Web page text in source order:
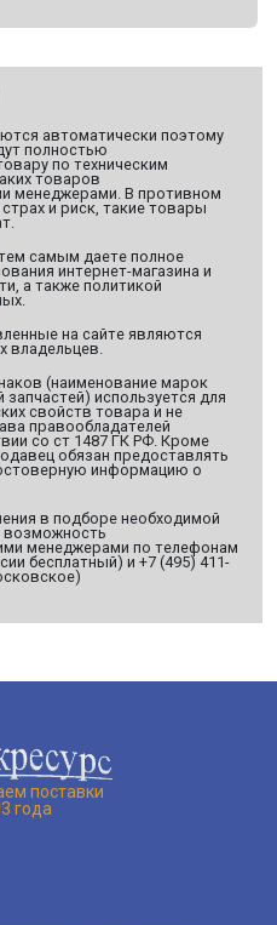
автоматически поэтому
полностью
по техническим
товаров
менеджерами. В противном
и риск, такие товары
самым даете полное
интернет-магазина и
а также политикой
на сайте являются
владельцев.
(наименование марок
используется для
свойств товара и не
правообладателей
со ст 1487 ГК РФ. Кроме
обязан предоставлять
информацию о
в подборе необходимой
возможность
менеджерами по телефонам
бесплатный) и +7 (495) 411-
поставки
года